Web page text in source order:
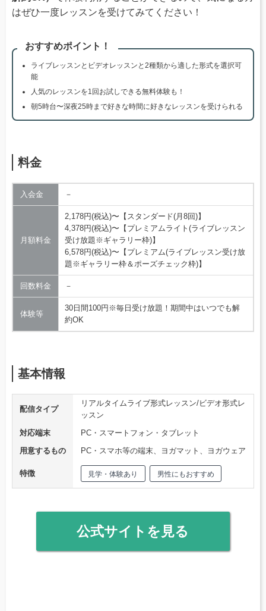
はぜひ一度レッスンを受けてみてください！
おすすめポイント！
ライブレッスンとビデオレッスンと2種類から適した形式を選択可
能
人気のレッスンを1回お試しできる無料体験も！
朝5時台〜深夜25時まで好きな時間に好きなレッスンを受けられる
料金
入会金 －
月額料金
2,178円(税込)〜【スタンダード(月8回)】
4,378円(税込)〜【プレミアムライト(ライブレッスン
受け放題※ギャラリー枠)】
6,578円(税込)〜【プレミアム(ライブレッスン受け放
題※ギャラリー枠＆ポーズチェック枠)】
回数料金 －
体験等
30日間100円※毎日受け放題！期間中はいつでも解
約OK
基本情報
配信タイプ
リアルタイムライブ形式レッスン/ビデオ形式レ
ッスン
対応端末
PC・スマートフォン・タブレット
用意するもの
PC・スマホ等の端末、ヨガマット、ヨガウェア
特徴 見学・体験あり 男性にもおすすめ
公式サイトを見る